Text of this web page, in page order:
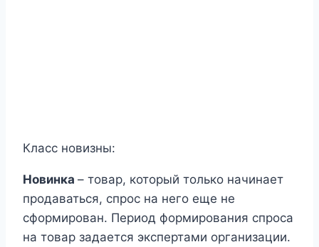
Класс новизны:
Новинка ­­ – товар, который только начинает
продаваться, спрос на него еще не
сформирован. Период формирования спроса
на товар задается экспертами организации.